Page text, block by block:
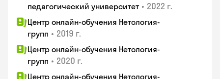
педагогический университет • 2022 г.
Центр онлайн-обучения Нетология-
групп • 2019 г.
Центр онлайн-обучения Нетология-
групп • 2020 г.
Центр онлайн-обучения Нетология-